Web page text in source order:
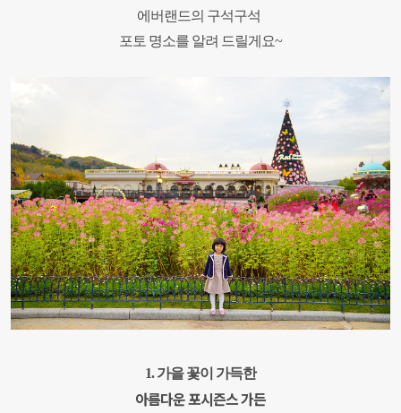
에버랜드의 구석구석
포토 명소를 알려 드릴게요~
1. 가을 꽃이 가득한
아름다운 포시즌스 가든